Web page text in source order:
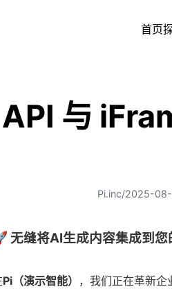
首页
与
Pi.inc/2025-08-
无缝将AI生成内容集成到您
Pi（演示智能） ，我们正在革新